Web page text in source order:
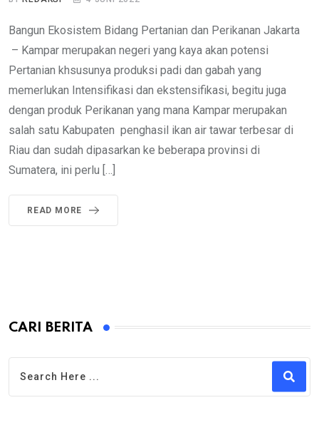
Bangun Ekosistem Bidang Pertanian dan Perikanan Jakarta
– Kampar merupakan negeri yang kaya akan potensi
Pertanian khsusunya produksi padi dan gabah yang
memerlukan Intensifikasi dan ekstensifikasi, begitu juga
dengan produk Perikanan yang mana Kampar merupakan
salah satu Kabupaten penghasil ikan air tawar terbesar di
Riau dan sudah dipasarkan ke beberapa provinsi di
Sumatera, ini perlu […]
READ MORE
CARI BERITA